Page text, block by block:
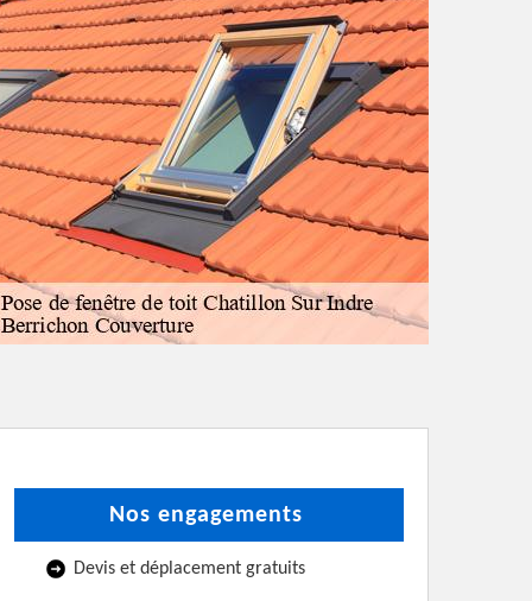
Nos engagements
Devis et déplacement gratuits